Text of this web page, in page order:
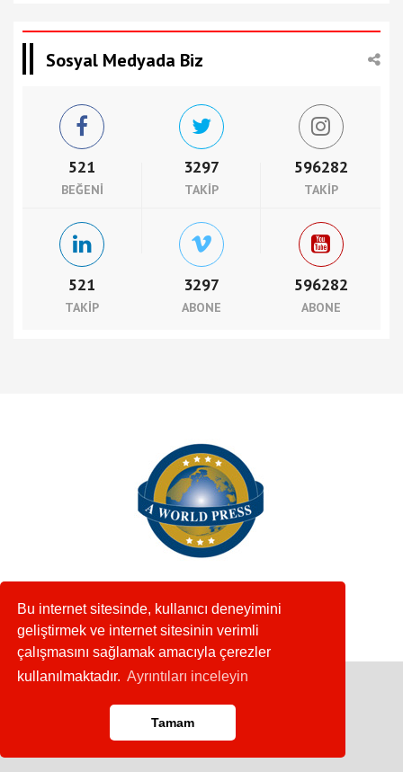
Bu internet sitesinde, kullanıcı deneyimini
geliştirmek ve internet sitesinin verimli
çalışmasını sağlamak amacıyla çerezler
kullanılmaktadır. Ayrıntıları inceleyin
Tamam
Sosyal Medyada Biz
521
BEĞENI
3297
TAKIP
596282
TAKIP
521
TAKIP
3297
ABONE
596282
ABONE
Anasayfa
RSS